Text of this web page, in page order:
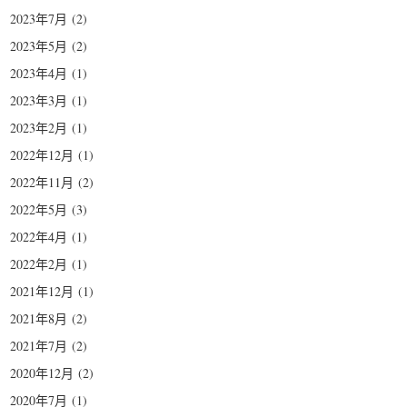
2023年7月 (2)
2023年5月 (2)
2023年4月 (1)
2023年3月 (1)
2023年2月 (1)
2022年12月 (1)
2022年11月 (2)
2022年5月 (3)
2022年4月 (1)
2022年2月 (1)
2021年12月 (1)
2021年8月 (2)
2021年7月 (2)
2020年12月 (2)
2020年7月 (1)